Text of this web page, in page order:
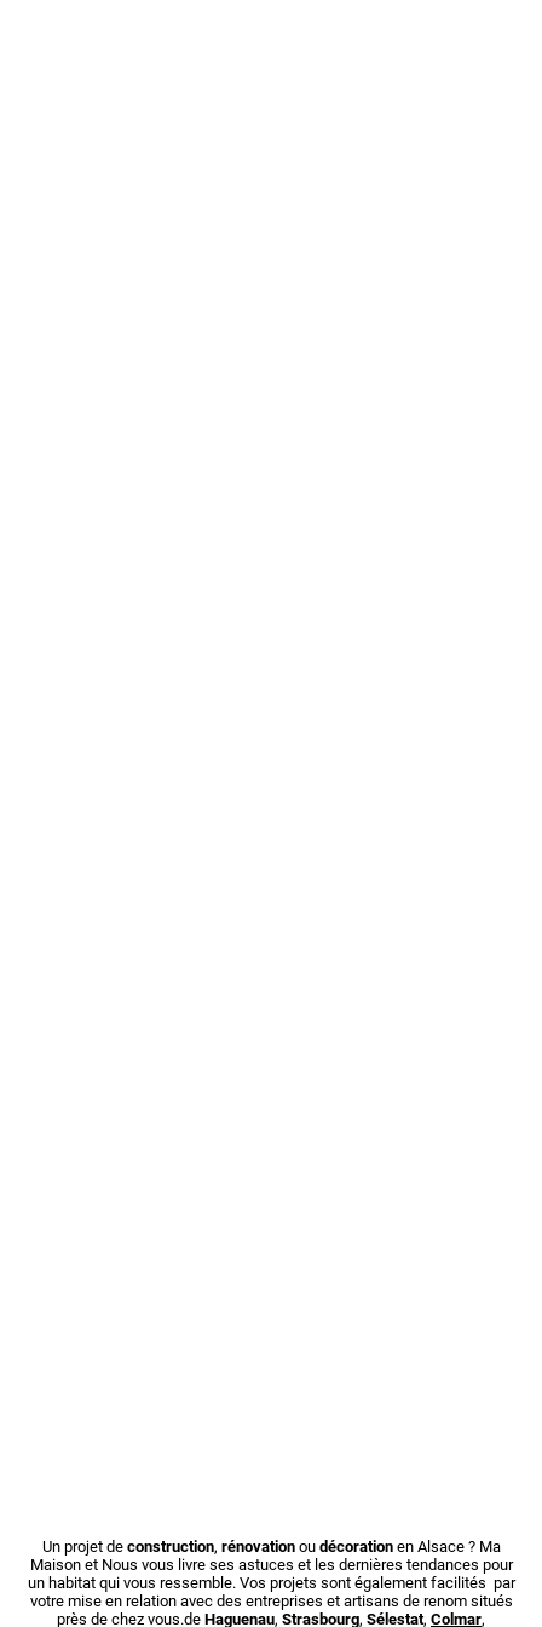
Un projet de construction, rénovationou décorationen Alsace ? Ma
Maison et Nous vous livre ses astuces et les dernières tendances pour
un habitat qui vous ressemble. Vos projets sont également facilités par
votre mise en relation avec des entreprises et artisans de renom situés
près de chez vous.de Haguenau, Strasbourg, Sélestat, Colmar,